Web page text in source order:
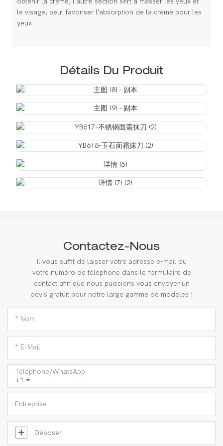
le visage, peut favoriser l'absorption de la crème pour les
yeux
Détails Du Produit
Contactez-Nous
Il vous suffit de laisser votre adresse e-mail ou
votre numéro de téléphone dans le formulaire de
contact afin que nous puissions vous envoyer un
devis gratuit pour notre large gamme de modèles !
Nom
E-Mail
+1
Téléphone/WhatsApp
Entreprise
Déposer